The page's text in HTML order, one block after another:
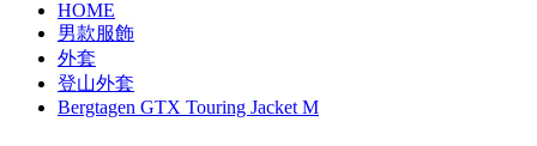
HOME
男款服飾
外套
登山外套
Bergtagen GTX Touring Jacket M